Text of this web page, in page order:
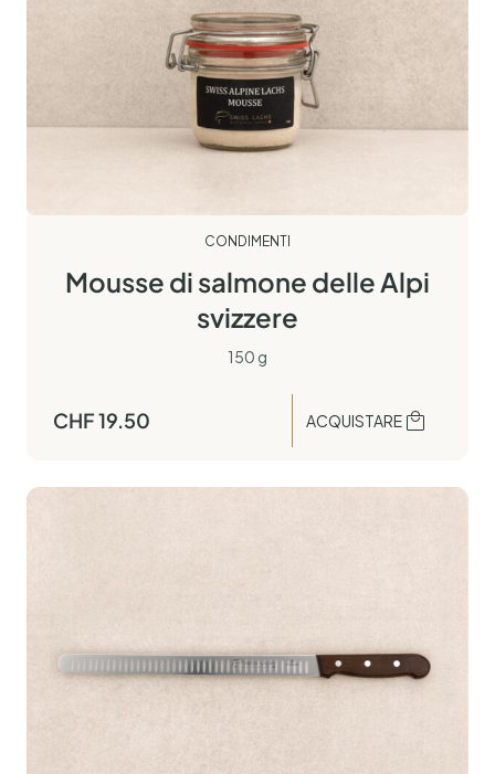
CONDIMENTI
Mousse di salmone delle Alpi
svizzere
150 g
CHF19.50 ACQUISTARE